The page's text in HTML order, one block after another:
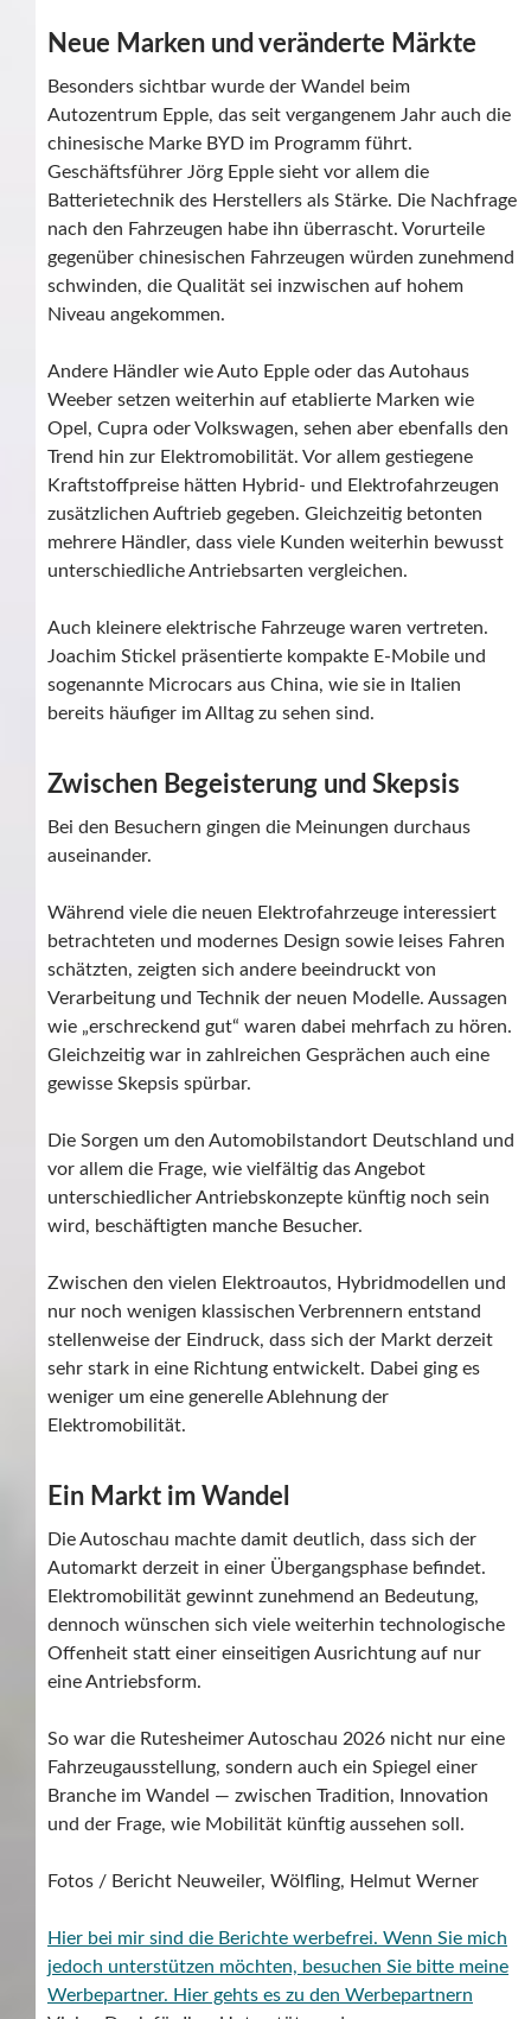
Neue Marken und veränderte Märkte
Besonders sichtbar wurde der Wandel beim
Autozentrum Epple, das seit vergangenem Jahr auch die
chinesische Marke BYD im Programm führt.
Geschäftsführer Jörg Epple sieht vor allem die
Batterietechnik des Herstellers als Stärke. Die Nachfrage
nach den Fahrzeugen habe ihn überrascht. Vorurteile
gegenüber chinesischen Fahrzeugen würden zunehmend
schwinden, die Qualität sei inzwischen auf hohem
Niveau angekommen.
Andere Händler wie Auto Epple oder das Autohaus
Weeber setzen weiterhin auf etablierte Marken wie
Opel, Cupra oder Volkswagen, sehen aber ebenfalls den
Trend hin zur Elektromobilität. Vor allem gestiegene
Kraftstoffpreise hätten Hybrid- und Elektrofahrzeugen
zusätzlichen Auftrieb gegeben. Gleichzeitig betonten
mehrere Händler, dass viele Kunden weiterhin bewusst
unterschiedliche Antriebsarten vergleichen.
Auch kleinere elektrische Fahrzeuge waren vertreten.
Joachim Stickel präsentierte kompakte E-Mobile und
sogenannte Microcars aus China, wie sie in Italien
bereits häufiger im Alltag zu sehen sind.
Zwischen Begeisterung und Skepsis
Bei den Besuchern gingen die Meinungen durchaus
auseinander.
Während viele die neuen Elektrofahrzeuge interessiert
betrachteten und modernes Design sowie leises Fahren
schätzten, zeigten sich andere beeindruckt von
Verarbeitung und Technik der neuen Modelle. Aussagen
wie „erschreckend gut“ waren dabei mehrfach zu hören.
Gleichzeitig war in zahlreichen Gesprächen auch eine
gewisse Skepsis spürbar.
Die Sorgen um den Automobilstandort Deutschland und
vor allem die Frage, wie vielfältig das Angebot
unterschiedlicher Antriebskonzepte künftig noch sein
wird, beschäftigten manche Besucher.
Zwischen den vielen Elektroautos, Hybridmodellen und
nur noch wenigen klassischen Verbrennern entstand
stellenweise der Eindruck, dass sich der Markt derzeit
sehr stark in eine Richtung entwickelt. Dabei ging es
weniger um eine generelle Ablehnung der
Elektromobilität.
Ein Markt im Wandel
Die Autoschau machte damit deutlich, dass sich der
Automarkt derzeit in einer Übergangsphase befindet.
Elektromobilität gewinnt zunehmend an Bedeutung,
dennoch wünschen sich viele weiterhin technologische
Offenheit statt einer einseitigen Ausrichtung auf nur
eine Antriebsform.
So war die Rutesheimer Autoschau 2026 nicht nur eine
Fahrzeugausstellung, sondern auch ein Spiegel einer
Branche im Wandel — zwischen Tradition, Innovation
und der Frage, wie Mobilität künftig aussehen soll.
Fotos / Bericht Neuweiler, Wölfling, Helmut Werner
Hier bei mir sind die Berichte werbefrei. Wenn Sie mich
jedoch unterstützen möchten, besuchen Sie bitte meine
Werbepartner. Hier gehts es zu den Werbepartnern